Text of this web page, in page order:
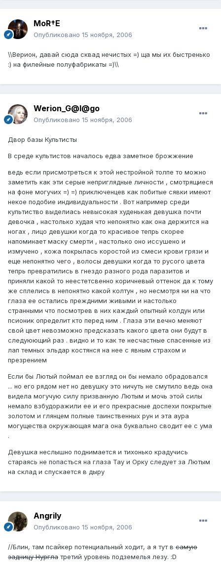
MoR†E
Опубликовано 15 ноября, 2006
\\Верион, давай сюда сквад нечистых =) ща мы их быстренько
:) на филейные полуфабрикаты =)\\
Werion_G@l@go
Опубликовано 15 ноября, 2006
Двор базы Культисты
В среде культистов началось едва заметное брожжение
ведь если присмотреться к этой нестройной толпе то можно
заметить как эти серые неприглядные личности , смотрящиеся
на фоне могучих =) =) приключенцев как побитые сявки имеют
некое подобие индивидуальности . Вот например среди
культиство выделиась невысокая худенькая девушка почти
девочка , настолько худая что непонятно как она держится на
ногах , лицо девушки когда то красивое тепрь скорее
напоминает маску смерти , настолько оно иссушено и
измучено , кожа покрылась коростой из смеси крови грязи и
еще непонятно чего , волосы девушки когда то русого цвета
тепрь превратились в гнездо разного рода паразитов и
приняли какой то неестетсвенно коричневый оттенок да к тому
же сплелись в непонятно какой колтун , но несмотря ни на что
глаза ее остались преждними живыми и настолько
странными что посмотрев в них каждый опытный колдун или
псионик определит кто перед ним . Глаза эти вечно меняют
свой цвет невозможно предсказать какого цвета они будут в
следуюющий раз . видно и то как те несчастные спасенные из
лап темных эльдар костянся на нее с явным страхом и
презрением
Если бы Лютый поймал ее взгляд он бы немало обрадовался
... но его рядом нет но девушку это ничуть не смутило ведь она
видела могучую силу призванную Лютым и мочь этой силы
немало взбудоражили ее и его прекрасные доспехи покрытые
золотом и глянцем полные таинственных рун и эта аура
могущества окружающая мага она буквально сводит ее с ума
.
Девушка неслышно поднимается и тихонько крадучись
стараясь не попасться на глаза Тау и Орку следует за Лютым
на склад и спускается в дыру
Angrily
Опубликовано 15 ноября, 2006
//Блин, там псайкер потенциальный ходит, а я тут в самую
задницу Нургла третий уровень подземелья лезу. :D